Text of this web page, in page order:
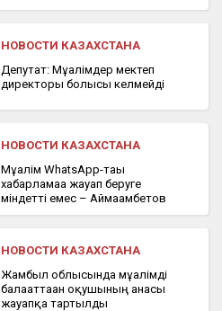
НОВОСТИ КАЗАХСТАНА
Депутат: Мұғалімдер мектеп
директоры болғысы келмейді
НОВОСТИ КАЗАХСТАНА
Мұғалім WhatsApp-тағы
хабарламаға жауап беруге
міндетті емес – Аймағамбетов
НОВОСТИ КАЗАХСТАНА
Жамбыл облысында мұғалімді
балағаттаған оқушының анасы
жауапқа тартылды